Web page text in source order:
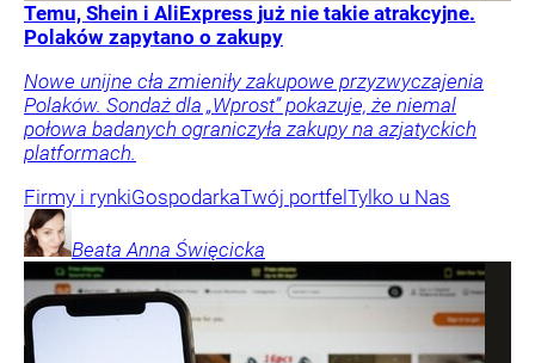
Temu, Shein i AliExpress już nie takie atrakcyjne.
Polaków zapytano o zakupy
Nowe unijne cła zmieniły zakupowe przyzwyczajenia
Polaków. Sondaż dla „Wprost” pokazuje, że niemal
połowa badanych ograniczyła zakupy na azjatyckich
platformach.
Firmy i rynkiGospodarkaTwój portfel Tylko u Nas
Beata Anna Święcicka